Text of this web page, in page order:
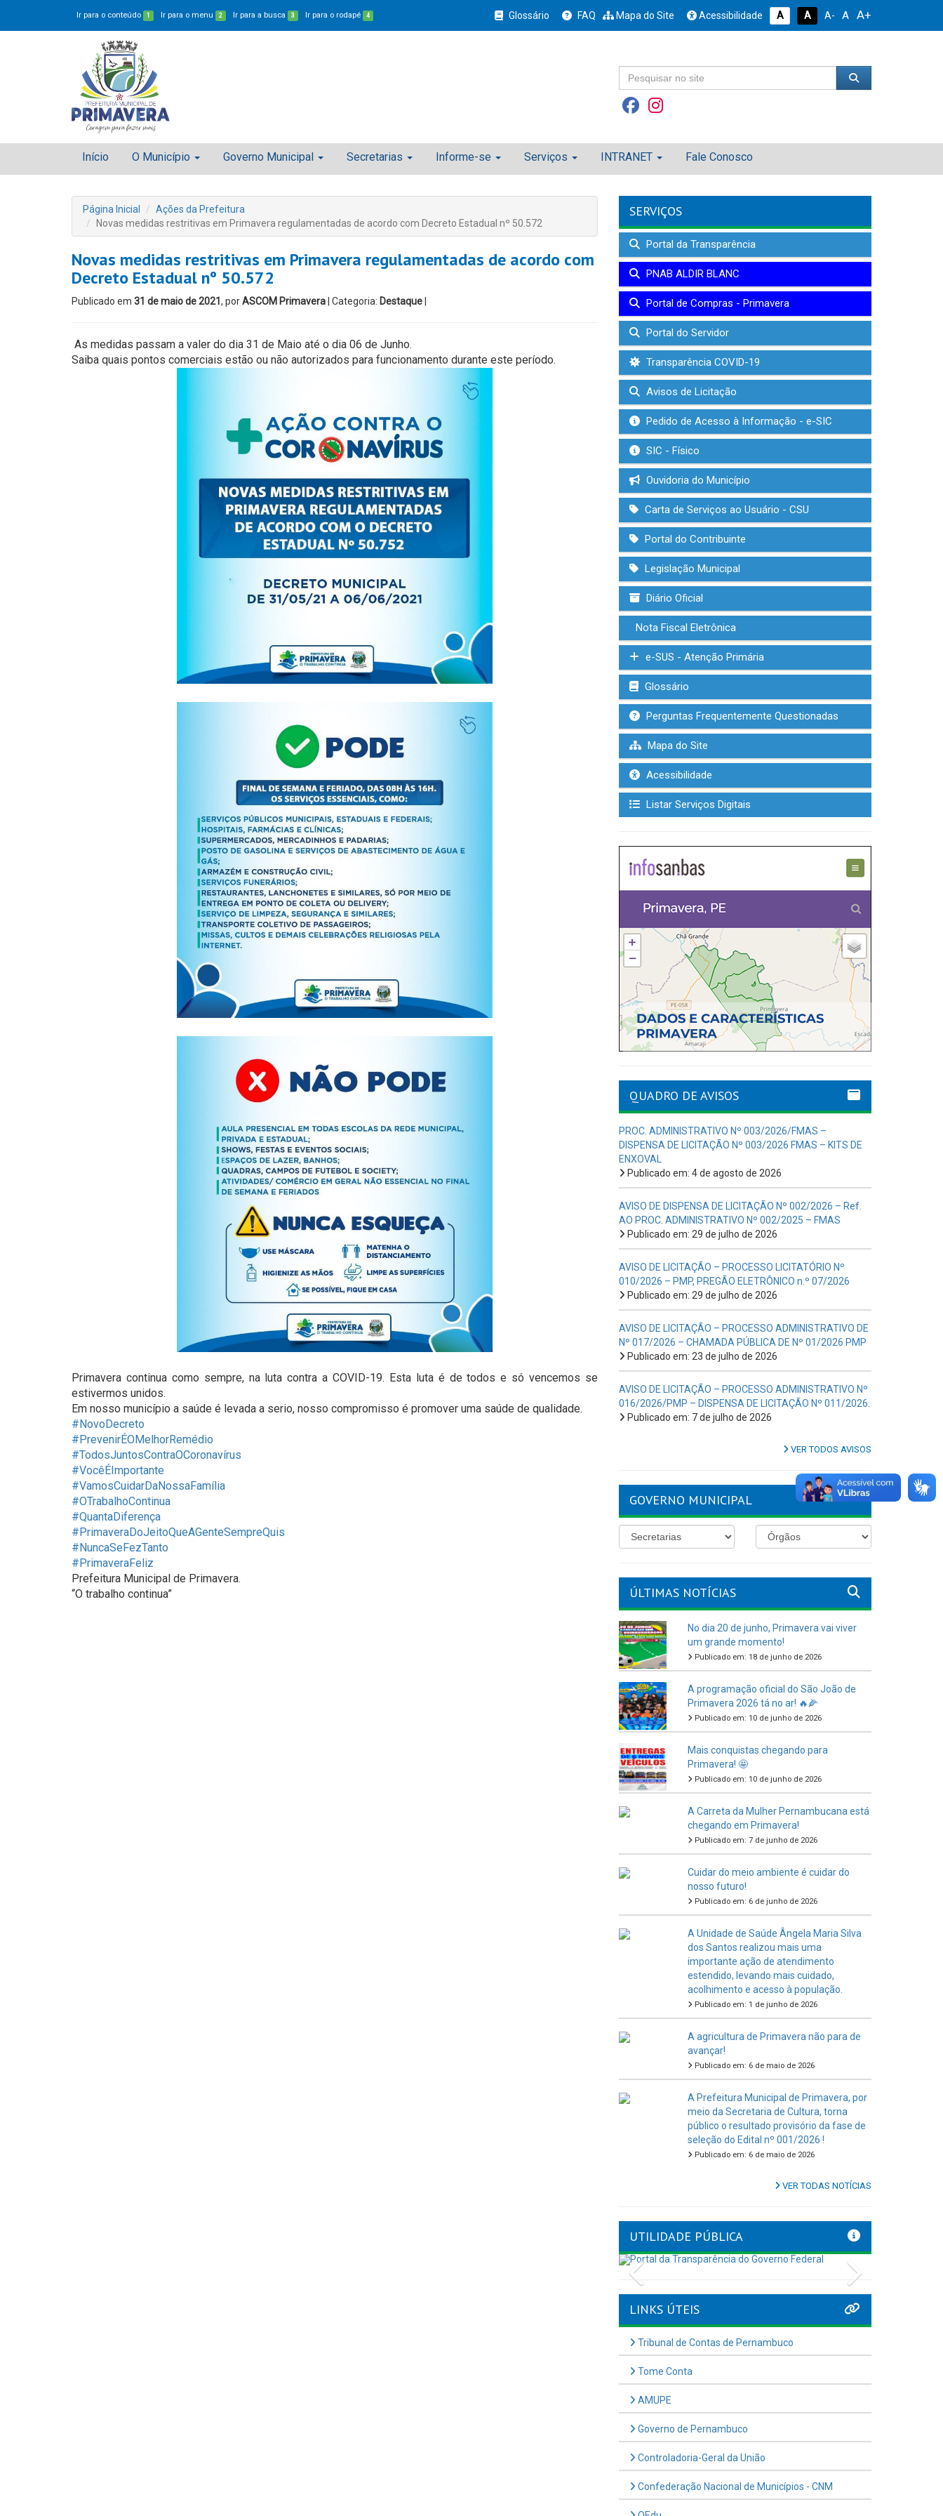
Ir para o conteúdo 1 Ir para o menu 2 Ir para a busca 3 Ir para o rodapé 4 Glossário FAQ Mapa do Site Acessibilidade A A A- A A+
Início O Município Governo Municipal Secretarias Informe-se Serviços INTRANET Fale Conosco
Página Inicial
Ações da Prefeitura
Novas medidas restritivas em Primavera regulamentadas de acordo com Decreto Estadual nº 50.572
Novas medidas restritivas em Primavera regulamentadas de acordo com
Decreto Estadual nº 50.572
Publicado em 31 de maio de 2021 , porASCOM Primavera | Categoria: Destaque
As medidas passam a valer do dia 31 de Maio até o dia 06 de Junho.
Saiba quais pontos comerciais estão ou não autorizados para funcionamento durante este período.
Primavera continua como sempre, na luta contra a COVID-19. Esta luta é de todos e só vencemos se
estivermos unidos.
Em nosso município a saúde é levada a serio, nosso compromisso é promover uma saúde de qualidade.
#NovoDecreto
#PrevenirÉOMelhorRemédio
#TodosJuntosContraOCoronavírus
#VocêÉImportante
#VamosCuidarDaNossaFamília
#OTrabalhoContinua
#QuantaDiferença
#PrimaveraDoJeitoQueAGenteSempreQuis
#NuncaSeFezTanto
#PrimaveraFeliz
Prefeitura Municipal de Primavera.
“O trabalho continua”
SERVIÇOS
Portal da Transparência
PNAB ALDIR BLANC
Portal de Compras - Primavera
Portal do Servidor
Transparência COVID-19
Avisos de Licitação
Pedido de Acesso à Informação - e-SIC
SIC - Físico
Ouvidoria do Município
Carta de Serviços ao Usuário - CSU
Portal do Contribuinte
Legislação Municipal
Diário Oficial
Nota Fiscal Eletrônica
e-SUS - Atenção Primária
Glossário
Perguntas Frequentemente Questionadas
Mapa do Site
Acessibilidade
Listar Serviços Digitais
QUADRO DE AVISOS
PROC. ADMINISTRATIVO Nº 003/2026/FMAS –
DISPENSA DE LICITAÇÃO Nº 003/2026 FMAS – KITS DE
ENXOVAL
Publicado em: 4 de agosto de 2026
AVISO DE DISPENSA DE LICITAÇÃO Nº 002/2026 – Ref.
AO PROC. ADMINISTRATIVO Nº 002/2025 – FMAS
Publicado em: 29 de julho de 2026
AVISO DE LICITAÇÃO – PROCESSO LICITATÓRIO Nº
010/2026 – PMP, PREGÃO ELETRÔNICO n.º 07/2026
Publicado em: 29 de julho de 2026
AVISO DE LICITAÇÃO – PROCESSO ADMINISTRATIVO DE
Nº 017/2026 – CHAMADA PÚBLICA DE Nº 01/2026 PMP
Publicado em: 23 de julho de 2026
AVISO DE LICITAÇÃO – PROCESSO ADMINISTRATIVO Nº
016/2026/PMP – DISPENSA DE LICITAÇÃO Nº 011/2026.
Publicado em: 7 de julho de 2026
VER TODOS AVISOS
GOVERNO MUNICIPAL
ÚLTIMAS NOTÍCIAS
No dia 20 de junho, Primavera vai viver
um grande momento!
Publicado em: 18 de junho de 2026
A programação oficial do São João de
Primavera 2026 tá no ar! 🔥🌽
Publicado em: 10 de junho de 2026
Mais conquistas chegando para
Primavera! 🤩
Publicado em: 10 de junho de 2026
A Carreta da Mulher Pernambucana está
chegando em Primavera!
Publicado em: 7 de junho de 2026
Cuidar do meio ambiente é cuidar do
nosso futuro!
Publicado em: 6 de junho de 2026
A Unidade de Saúde Ângela Maria Silva
dos Santos realizou mais uma
importante ação de atendimento
estendido, levando mais cuidado,
acolhimento e acesso à população.
Publicado em: 1 de junho de 2026
A agricultura de Primavera não para de
avançar!
Publicado em: 6 de maio de 2026
A Prefeitura Municipal de Primavera, por
meio da Secretaria de Cultura, torna
público o resultado provisório da fase de
seleção do Edital nº 001/2026 !
Publicado em: 6 de maio de 2026
VER TODAS NOTÍCIAS
UTILIDADE PÚBLICA
Previous
LINKS ÚTEIS
Tribunal de Contas de Pernambuco
Tome Conta
AMUPE
Governo de Pernambuco
Controladoria-Geral da União
Confederação Nacional de Municípios - CNM